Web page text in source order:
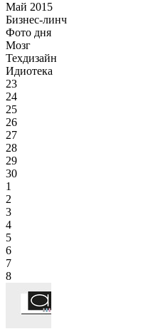
Май 2015
Бизнес-линч
Фото дня
Мозг
Техдизайн
Идиотека
23
24
25
26
27
28
29
30
1
2
3
4
5
6
7
8